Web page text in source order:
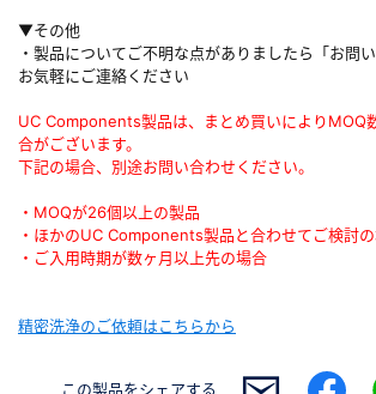
▼その他
・製品についてご不明な点がありましたら「お問
お気軽にご連絡ください
UC Components製品は、まとめ買いによりMOQ
合がございます。
下記の場合、別途お問い合わせください。
・MOQが26個以上の製品
・ほかのUC Components製品と合わせてご検討
・ご入用時期が数ヶ月以上先の場合
精密洗浄のご依頼はこちらから
この製品をシェアする